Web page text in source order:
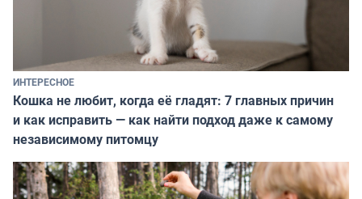
ИНТЕРЕСНОЕ
Кошка не любит, когда её гладят: 7 главных причин
и как исправить — как найти подход даже к самому
независимому питомцу